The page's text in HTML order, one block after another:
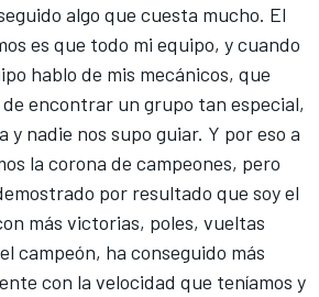
algo que cuesta mucho. El
es que todo mi equipo, y cuando
hablo de mis mecánicos, que
encontrar un grupo tan especial,
y nadie nos supo guiar. Y por eso a
la corona de campeones, pero
por resultado que soy el
más victorias, poles, vueltas
campeón, ha conseguido más
con la velocidad que teníamos y